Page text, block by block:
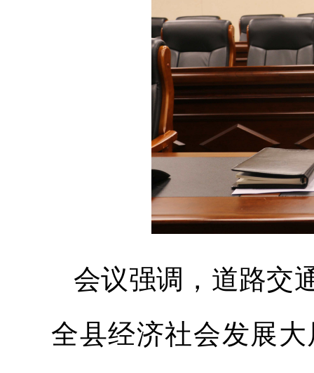
会议强调，道路交
全县经济社会发展